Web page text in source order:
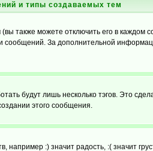
и типы создаваемых тем
также можете отключить его в каждом
За дополнительной
будут лишь несколько тэгов. Это
этого сообщения.
:) значит радость, :( значит